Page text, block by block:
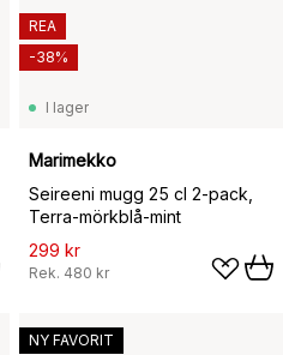
I lager
Marimekko
Seireeni mugg 25 cl 2-pack,
Terra-mörkblå-mint
299 kr
Rek. 480 kr
REA
-38%
NY FAVORIT